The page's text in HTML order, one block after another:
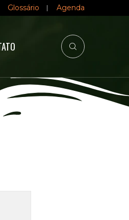
Glossário Agenda